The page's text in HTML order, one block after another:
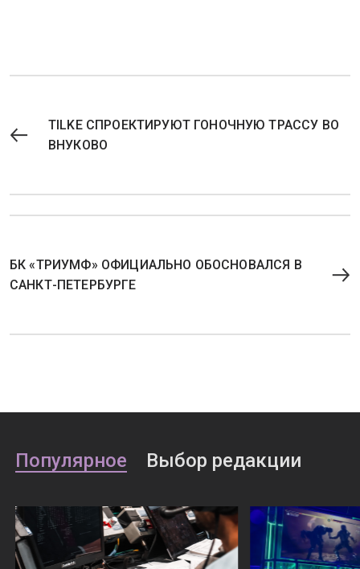
TILKE СПРОЕКТИРУЮТ ГОНОЧНУЮ ТРАССУ ВО
ВНУКОВО
БК «ТРИУМФ» ОФИЦИАЛЬНО ОБОСНОВАЛСЯ В
САНКТ-ПЕТЕРБУРГЕ
Популярное Выбор редакции